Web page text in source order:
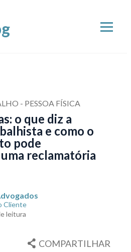
- PESSOA FÍSICA
o que diz a
e como o
pode
reclamatória
Cliente
leitura
COMPARTILHAR